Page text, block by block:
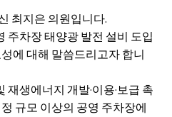
최지은 의원입니다.
주차장 태양광 발전 설비 도입
에 대해 말씀드리고자 합니
재생에너지 개발·이용·보급 촉
규모 이상의 공영 주차장에